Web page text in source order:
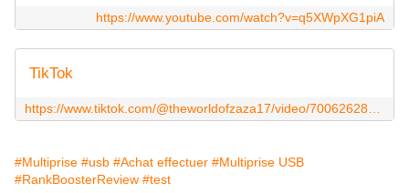
https://www.youtube.com/watch?v=q5XWpXG1piA
TikTok
#Multiprise #usb #Achat effectuer #Multiprise USB
#RankBoosterReview #test